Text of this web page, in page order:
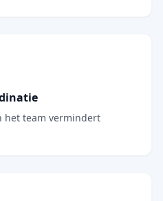
het team vermindert